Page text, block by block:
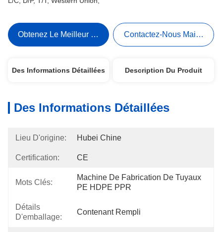
Obtenez Le Meilleur Prix Contactez-Nous Maintenant
Des Informations Détaillées Description Du Produit
Des Informations Détaillées
Lieu D'origine: Hubei Chine
Certification: CE
Mots Clés:
Machine De Fabrication De Tuyaux
PE HDPE PPR
Détails
D'emballage:
Contenant Rempli